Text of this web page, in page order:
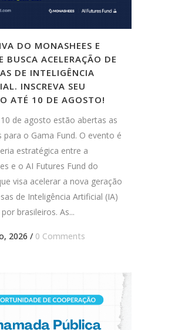
DO MONASHEES E
BUSCA ACELERAÇÃO DE
DE INTELIGÊNCIA
INSCREVA SEU
ATÉ 10 DE AGOSTO!
de agosto estão abertas as
para o Gama Fund. O evento é
estratégica entre a
e o AI Futures Fund do
visa acelerar a nova geração
de Inteligência Artificial (IA)
brasileiros. As...
2026 / 0 Comments